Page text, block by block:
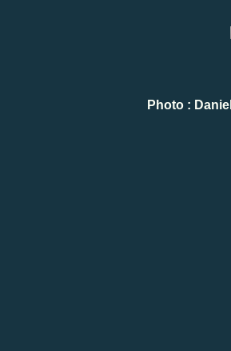
Photo :